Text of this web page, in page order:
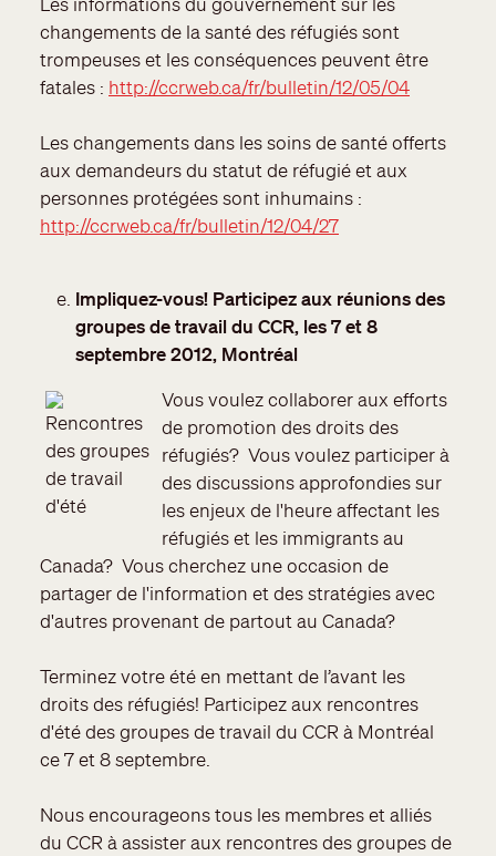
changements de la santé des réfugiés sont
trompeuses et les conséquences peuvent être
fatales : http://ccrweb.ca/fr/bulletin/12/05/04
Les changements dans les soins de santé offerts
aux demandeurs du statut de réfugié et aux
personnes protégées sont inhumains :
http://ccrweb.ca/fr/bulletin/12/04/27
Impliquez-vous! Participez aux réunions des
groupes de travail du CCR, les 7 et 8
septembre 2012, Montréal
Vous voulez collaborer aux efforts
de promotion des droits des
réfugiés? Vous voulez participer à
des discussions approfondies sur
les enjeux de l'heure affectant les
réfugiés et les immigrants au
Canada? Vous cherchez une occasion de
partager de l'information et des stratégies avec
d'autres provenant de partout au Canada?
Terminez votre été en mettant de l’avant les
droits des réfugiés! Participez aux rencontres
d'été des groupes de travail du CCR à Montréal
ce 7 et 8 septembre.
Nous encourageons tous les membres et alliés
du CCR à assister aux rencontres des groupes de